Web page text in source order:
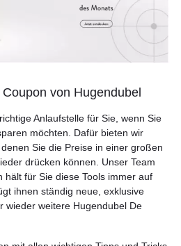
von Hugendubel
Anlaufstelle für Sie, wenn Sie
möchten. Dafür bieten wir
Sie die Preise in einer großen
drücken können. Unser Team
hält für Sie diese Tools immer auf
ihnen ständig neue, exklusive
wieder weitere Hugendubel De